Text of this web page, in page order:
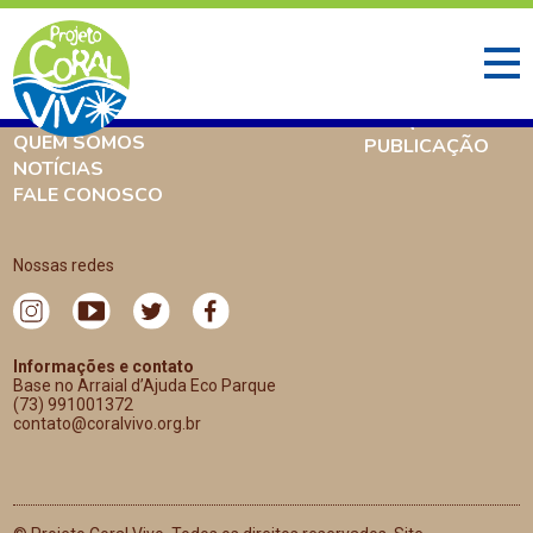
INÍCIO
AMBIENTE CORALÍNEO
QUEM SOMOS
NOTÍCIAS
PESQUISA
PUBLICAÇÃO
FALE CONOSCO
Nossas redes
Informações e contato
Base no Arraial d’Ajuda Eco Parque
(73) 991001372
contato@coralvivo.org.br